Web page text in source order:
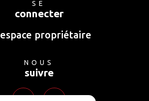
SE
connecter
espace propriétaire
NOUS
suivre